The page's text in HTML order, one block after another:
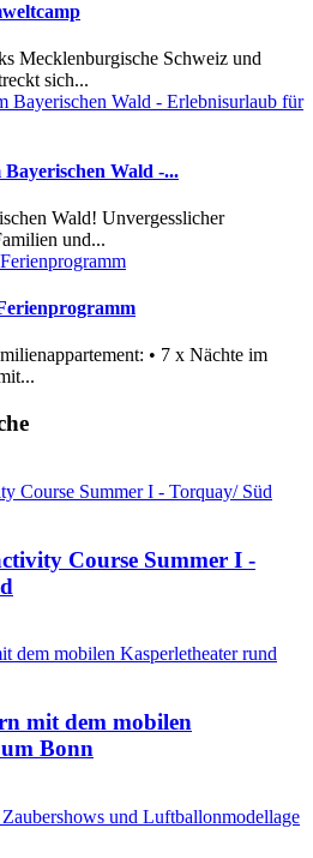
Mecklenburgische Schweiz und
sich...
Wald -...
Wald! Unvergesslicher
und...
• 7 x Nächte im
Course Summer I -
mit dem mobilen
Bonn